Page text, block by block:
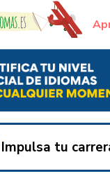
Impulsa tu